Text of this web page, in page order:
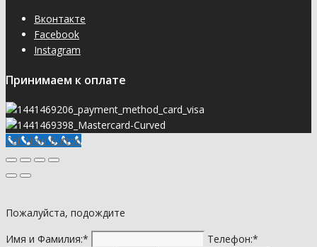
Вконтакте
Facebook
Instagram
Принимаем к оплате
Call Now Button
Пожалуйста, подождите
Имя и Фамилия:*
Телефон:*